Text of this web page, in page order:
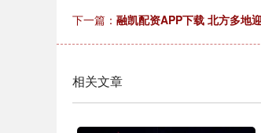
下一篇： 融凯配资APP下载 北方多地
相关文章